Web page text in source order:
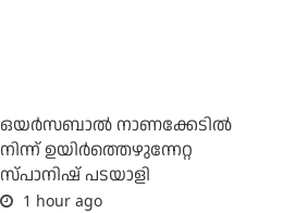
ഒയര്‍സബാൽ നാണക്കേടിൽ
നിന്ന് ഉയിർത്തെഴുന്നേറ്റ
സ്പാനിഷ് പടയാളി
1 hour ago